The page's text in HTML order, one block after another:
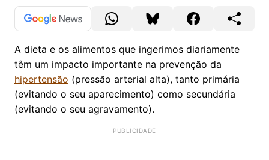
A dieta e os alimentos que ingerimos diariamente
têm um impacto importante na prevenção da
hipertensão (pressão arterial alta), tanto primária
(evitando o seu aparecimento) como secundária
(evitando o seu agravamento).